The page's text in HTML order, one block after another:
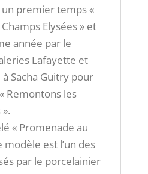
premier temps «
Elysées » et
année par le
Lafayette et
Sacha Guitry pour
Remontons les
« Promenade au
modèle est l’un des
par le porcelainier